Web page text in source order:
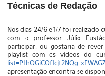
Técnicas de Redação
Nos dias 24/6 e 1/7 foi realizado
com o professor Júlio
participar, ou gostaria de
playlist com os vídeos do
apresentação encontra-se